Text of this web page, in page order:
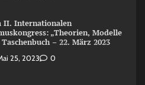
II. Internationalen
„Theorien, Modelle
– 22. März 2023
25, 2023 0